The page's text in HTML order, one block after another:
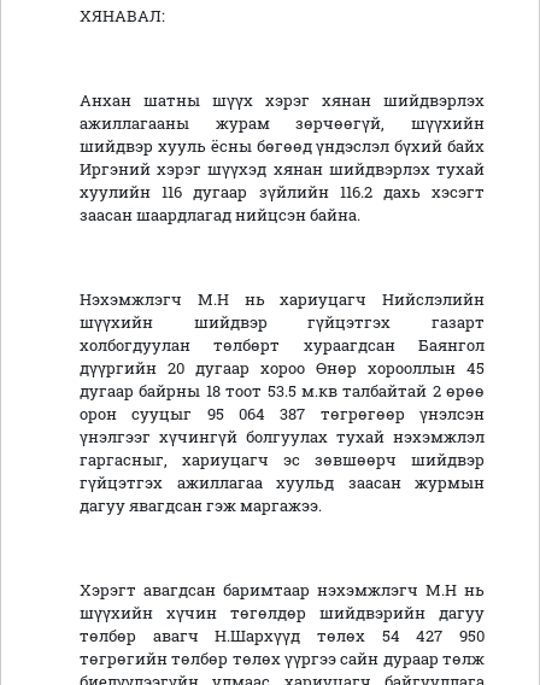
ХЯНАВАЛ:
Анхан шатны шүүх хэрэг хянан шийдвэрлэх
ажиллагааны журам зөрчөөгүй, шүүхийн
шийдвэр хууль ёсны бөгөөд үндэслэл бүхий байх
Иргэний хэрэг шүүхэд хянан шийдвэрлэх тухай
хуулийн 116 дугаар зүйлийн 116.2 дахь хэсэгт
заасан шаардлагад нийцсэн байна.
Нэхэмжлэгч М.Н нь хариуцагч Нийслэлийн
шүүхийн шийдвэр гүйцэтгэх газарт
холбогдуулан төлбөрт хураагдсан Баянгол
дүүргийн 20 дугаар хороо Өнөр хорооллын 45
дугаар байрны 18 тоот 53.5 м.кв талбайтай 2 өрөө
орон сууцыг 95 064 387 төгрөгөөр үнэлсэн
үнэлгээг хүчингүй болгуулах тухай нэхэмжлэл
гаргасныг, хариуцагч эс зөвшөөрч шийдвэр
гүйцэтгэх ажиллагаа хуульд заасан журмын
дагуу явагдсан гэж маргажээ.
Хэрэгт авагдсан баримтаар нэхэмжлэгч М.Н нь
шүүхийн хүчин төгөлдөр шийдвэрийн дагуу
төлбөр авагч Н.Шархүүд төлөх 54 427 950
төгрөгийн төлбөр төлөх үүргээ сайн дураар төлж